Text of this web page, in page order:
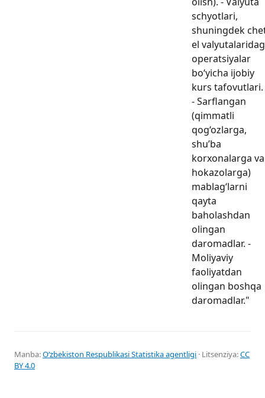
schyotlari,
shuningdek
el
operatsiyalar
bo‘yicha ijobiy
kurs tafovutlari.
- Sarflangan
(qimmatli
qog‘ozlarga,
shu’ba
korxonalarga va
hokazolarga)
mablag‘larni
qayta
baholashdan
olingan
daromadlar. -
Moliyaviy
faoliyatdan
olingan boshqa
daromadlar."
Manba:Oʻzbekiston Respublikasi Statistika agentligi · Litsenziya:CC
BY 4.0